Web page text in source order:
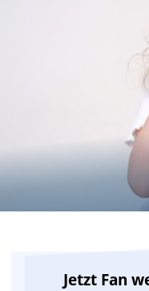
Jetzt Fan